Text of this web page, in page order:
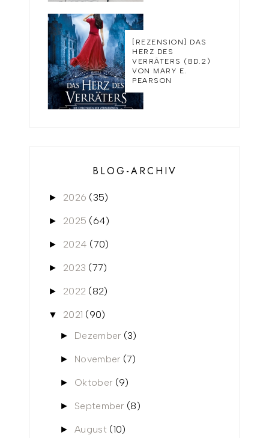
[REZENSION] DAS
HERZ DES
VERRÄTERS (BD.2)
VON MARY E.
PEARSON
BLOG-ARCHIV
► 2026 (35)
► 2025 (64)
► 2024 (70)
► 2023 (77)
► 2022 (82)
▼ 2021 (90)
► Dezember (3)
► November (7)
► Oktober (9)
► September (8)
►August (10)